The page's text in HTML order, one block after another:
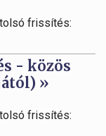
frissítés:
- közös
»
frissítés: